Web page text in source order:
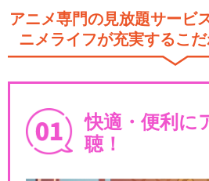
アニメ専門の見放題サービ
ニメライフが充実するこ
快適・便利に
聴！